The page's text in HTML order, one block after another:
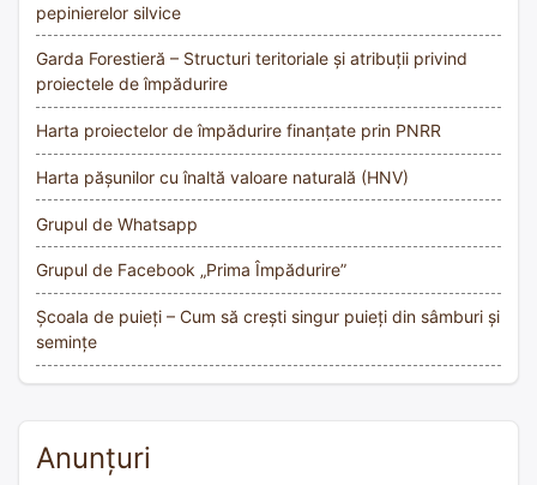
pepinierelor silvice
Garda Forestieră – Structuri teritoriale și atribuții privind
proiectele de împădurire
Harta proiectelor de împădurire finanțate prin PNRR
Harta pășunilor cu înaltă valoare naturală (HNV)
Grupul de Whatsapp
Grupul de Facebook „Prima Împădurire”
Școala de puieți – Cum să crești singur puieți din sâmburi și
semințe
Anunțuri